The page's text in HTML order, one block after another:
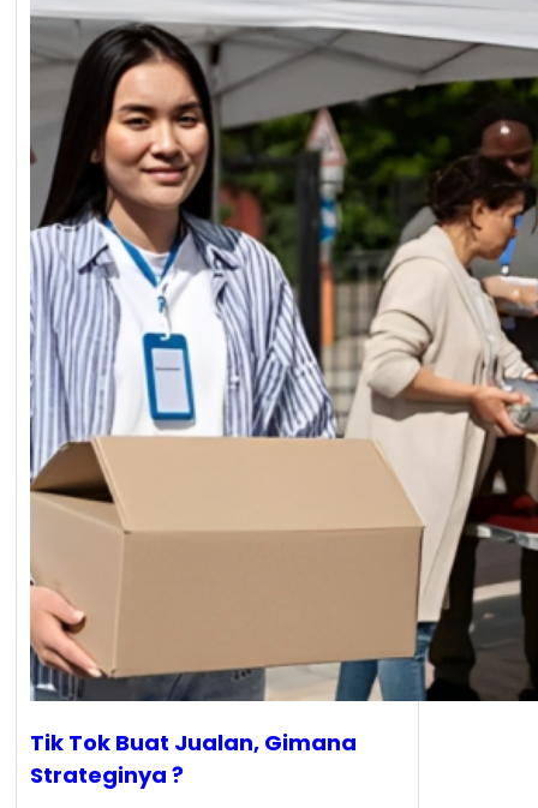
Tik Tok Buat Jualan, Gimana
Strateginya ?